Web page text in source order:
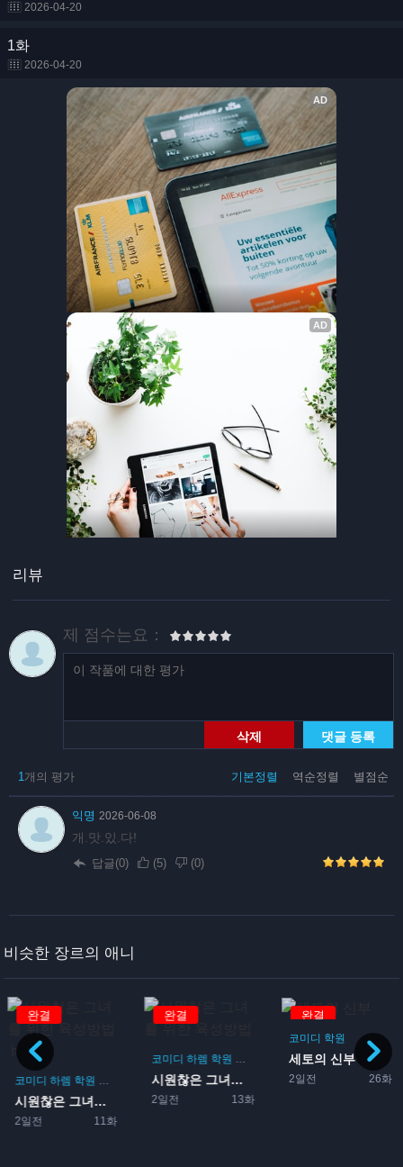
2026-04-20
1화
2026-04-20
리뷰
제 점수는요：
삭제 댓글 등록
기본정렬 역순정렬 별점순
1개의 평가
익명 2026-06-08
개.맛.있.다!
답글(0) (5) (0)
비슷한 장르의 애니
완결
코미디 하렘 학원 로맨스 게임
시원찮은 그녀를 위한 육성방...
2일전 11화
완결
코미디 하렘 학원 로맨스 게임
시원찮은 그녀를 위한 육성방...
2일전 13화
완결
코미디 학원
세토의 신부
2일전 26화